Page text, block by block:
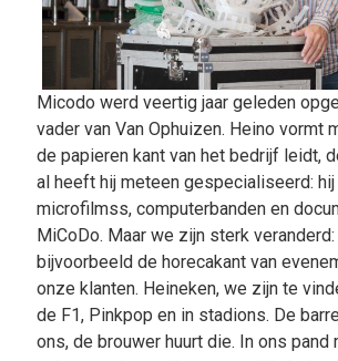
Micodo werd veertig jaar geleden
vader van Van Ophuizen. Heino vormt
de papieren kant van het bedrijf leidt,
al heeft hij meteen gespecialiseerd:
microfilmss, computerbanden en
MiCoDo. Maar we zijn sterk
bijvoorbeeld de horecakant van
onze klanten. Heineken, we zijn te
de F1, Pinkpop en in stadions. De
ons, de brouwer huurt die. In ons pand